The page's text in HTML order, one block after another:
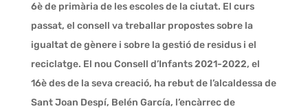
6è de primària de les escoles de la ciutat. El curs
passat, el consell va treballar propostes sobre la
igualtat de gènere i sobre la gestió de residus i el
reciclatge. El nou Consell d’Infants 2021-2022, el
16è des de la seva creació, ha rebut de l’alcaldessa de
Sant Joan Despí, Belén García, l’encàrrec de